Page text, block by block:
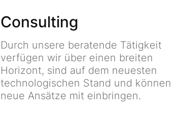
Consulting
Durch unsere beratende Tätigkeit
verfügen wir über einen breiten
Horizont, sind auf dem neuesten
technologischen Stand und können
neue Ansätze mit einbringen.